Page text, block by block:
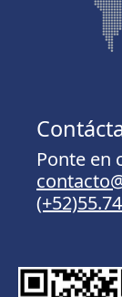
Ponte en